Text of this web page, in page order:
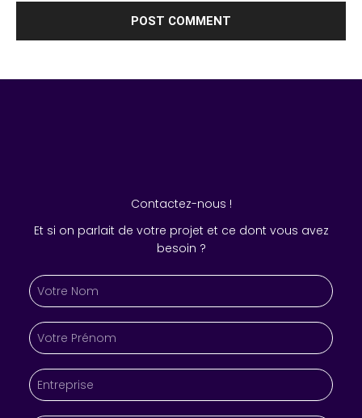
Contactez-nous !
Et si on parlait de votre projet et ce dont vous avez
besoin ?